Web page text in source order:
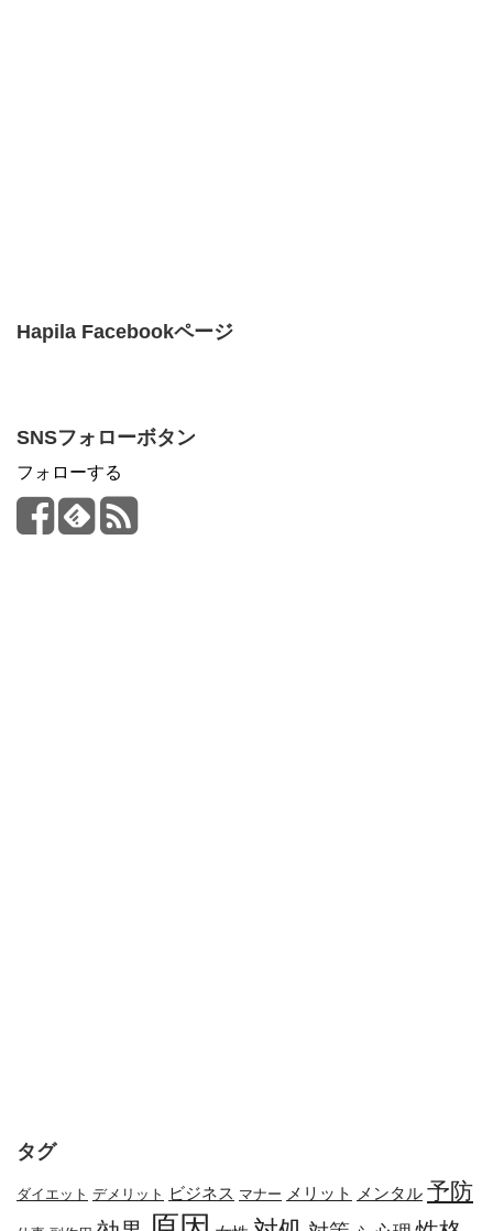
Hapila Facebookページ
SNSフォローボタン
フォローする
タグ
ダイエット デメリット ビジネス マナー メリット メンタル 予防